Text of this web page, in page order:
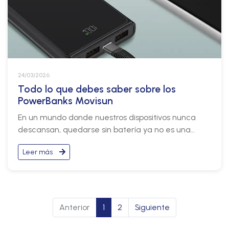
24/03/2026
Todo lo que debes saber sobre los
PowerBanks Movisun
En un mundo donde nuestros dispositivos nunca
descansan, quedarse sin batería ya no es una
opción. Ya sea que estés viajando, trabajando o
simplemente disfrutando tu día, contar con un
Leer más
Anterior 1 2 Siguiente